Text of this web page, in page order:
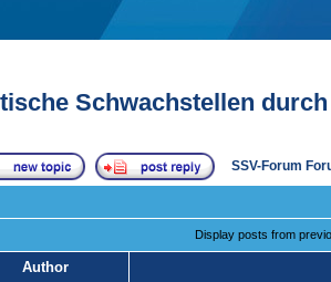
Schwachstellen
SSV-Forum
Display posts from
Author